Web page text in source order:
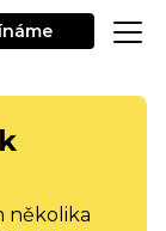
několika